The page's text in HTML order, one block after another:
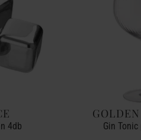
4db Gin